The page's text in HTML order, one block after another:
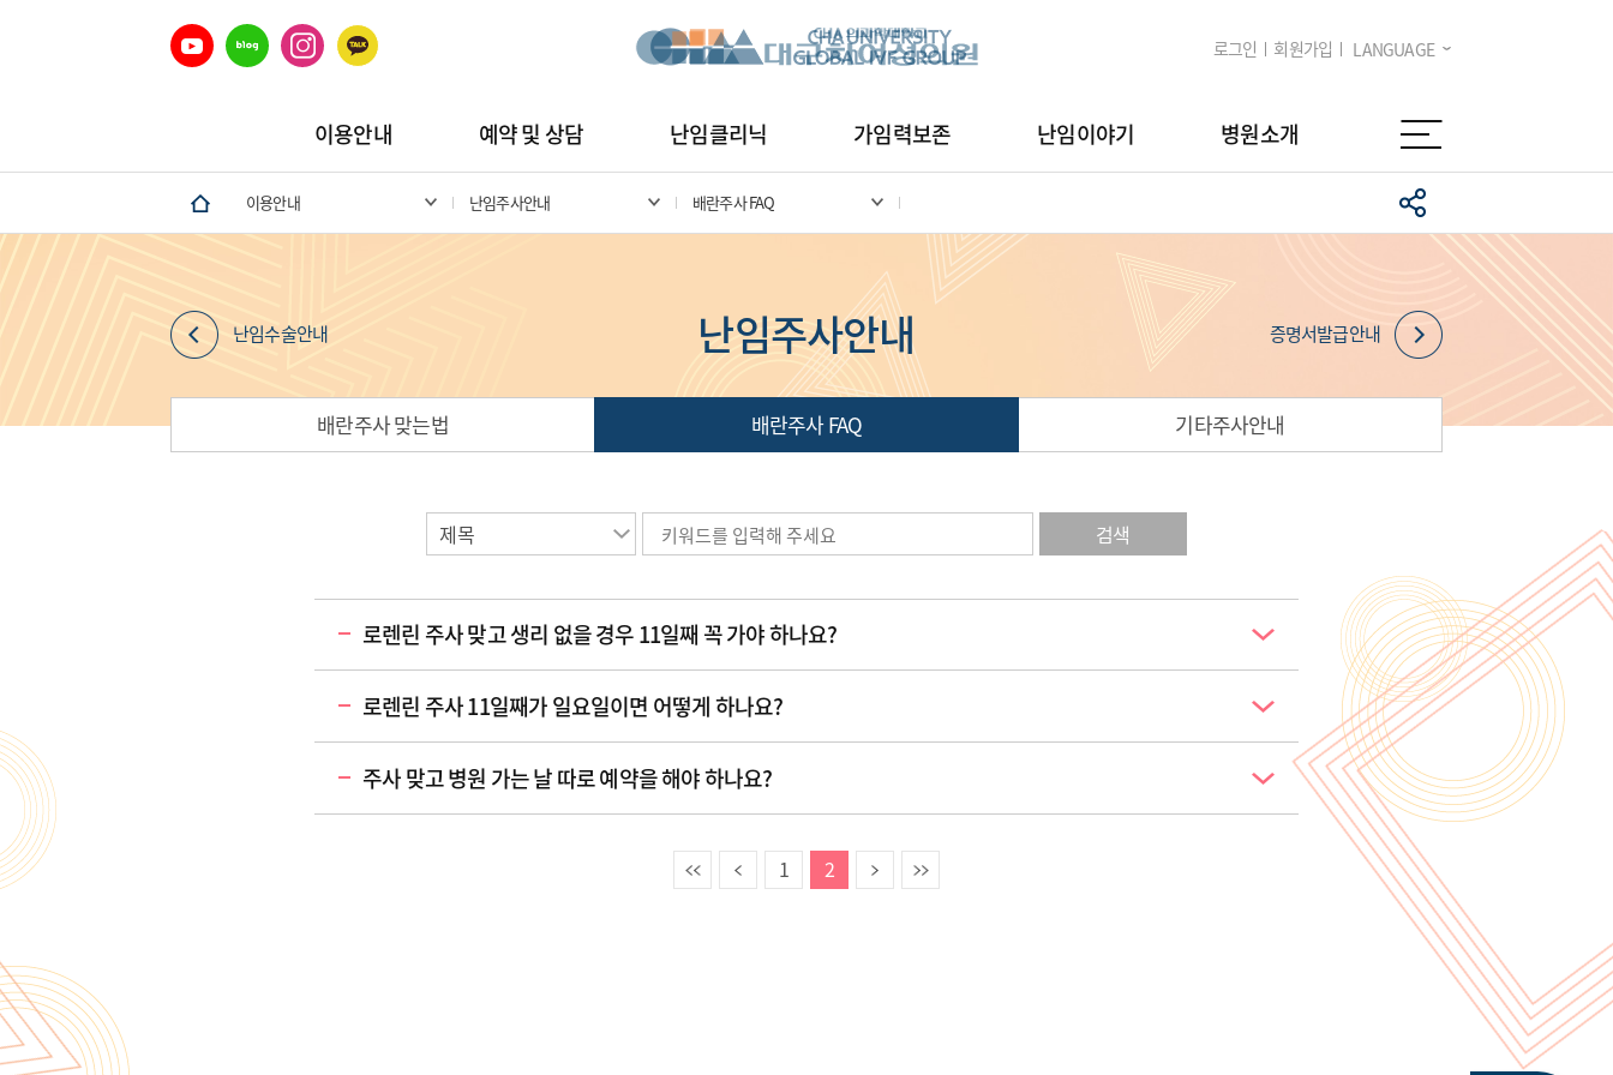
로그인 회원가입 LANGUAGE
이용안내 예약 및 상담 난임클리닉 가임력보존 난임이야기 병원소개
이용안내 난임주사안내 배란주사 FAQ
난임수술안내 난임주사안내 증명서발급안내
배란주사 맞는법 배란주사 FAQ 기타주사안내
검색
로렌린 주사 맞고 생리 없을 경우 11일째 꼭 가야 하나요?
로렌린 주사 11일째가 일요일이면 어떻게 하나요?
주사 맞고 병원 가는 날 따로 예약을 해야 하나요?
이전 1 2 다음 끝